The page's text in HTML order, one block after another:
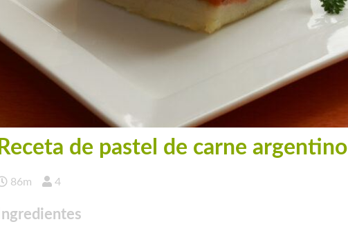
Receta de pastel de carne argentino
86m 4
Ingredientes